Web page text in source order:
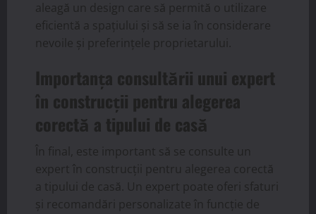
aleagă un design care să permită o utilizare
eficientă a spațiului și să se ia în considerare
nevoile și preferințele proprietarului.
Importanța consultării unui expert
în construcții pentru alegerea
corectă a tipului de casă
În final, este important să se consulte un
expert în construcții pentru alegerea corectă
a tipului de casă. Un expert poate oferi sfaturi
și recomandări personalizate în funcție de